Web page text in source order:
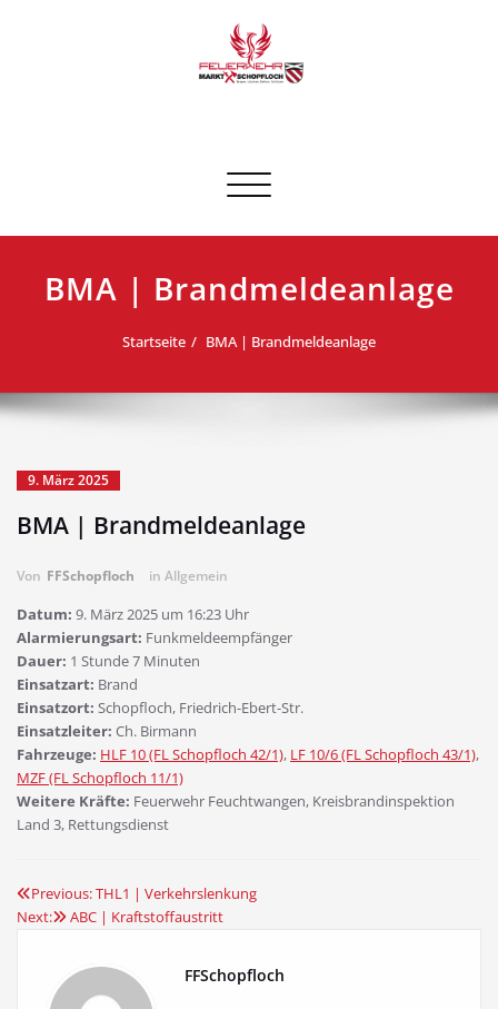
Schalte Navigation
BMA | Brandmeldeanlage
Startseite BMA | Brandmeldeanlage
9. März 2025
BMA | Brandmeldeanlage
Von FFSchopfloch in Allgemein
Datum: 9. März 2025 um 16:23 Uhr
Alarmierungsart: Funkmeldeempfänger
Dauer: 1 Stunde 7 Minuten
Einsatzart: Brand
Einsatzort: Schopfloch, Friedrich-Ebert-Str.
Einsatzleiter: Ch. Birmann
Fahrzeuge: HLF 10 (FL Schopfloch 42/1), LF 10/6 (FL Schopfloch 43/1),
MZF (FL Schopfloch 11/1)
Weitere Kräfte: Feuerwehr Feuchtwangen, Kreisbrandinspektion
Land 3, Rettungsdienst
Beitragsnavigation
Previous:THL1 | Verkehrslenkung
Next:
ABC | Kraftstoffaustritt
FFSchopfloch